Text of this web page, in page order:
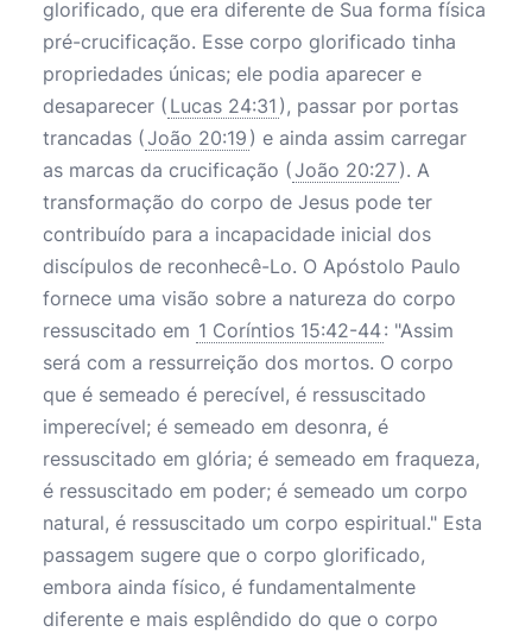
glorificado, que era diferente de Sua forma física
pré-crucificação. Esse corpo glorificado tinha
propriedades únicas; ele podia aparecer e
desaparecer ( Lucas 24:31 ), passar por portas
trancadas (João 20:19 ) e ainda assim carregar
as marcas da crucificação (João 20:27). A
transformação do corpo de Jesus pode ter
contribuído para a incapacidade inicial dos
discípulos de reconhecê-Lo. O Apóstolo Paulo
fornece uma visão sobre a natureza do corpo
ressuscitado em 1 Coríntios 15:42-44: "Assim
será com a ressurreição dos mortos. O corpo
que é semeado é perecível, é ressuscitado
imperecível; é semeado em desonra, é
ressuscitado em glória; é semeado em fraqueza,
é ressuscitado em poder; é semeado um corpo
natural, é ressuscitado um corpo espiritual." Esta
passagem sugere que o corpo glorificado,
embora ainda físico, é fundamentalmente
diferente e mais esplêndido do que o corpo